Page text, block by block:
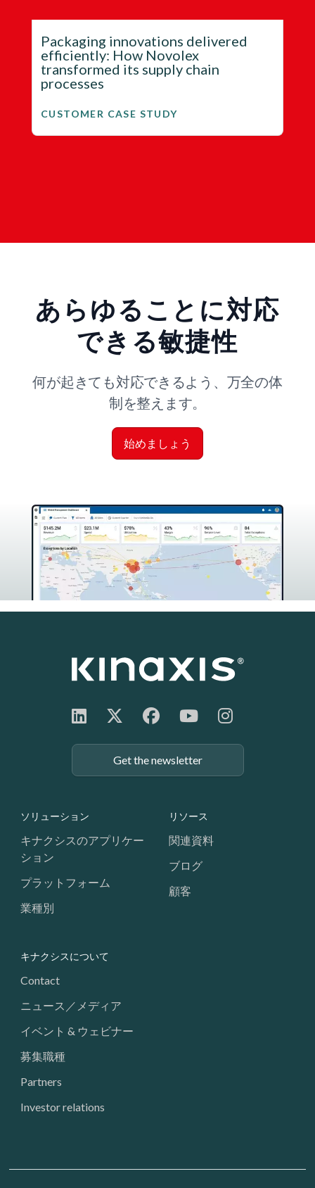
Packaging innovations delivered
efficiently: How Novolex
transformed its supply chain
processes
CUSTOMER CASE STUDY
あらゆることに対応
できる敏捷性
何が起きても対応できるよう、万全の体
制を整えます。
始めましょう
Get the newsletter
Footer: Navigation
ソリューション
キナクシスのアプリケー
ション
プラットフォーム
業種別
リソース
関連資料
ブログ
顧客
キナクシスについて
Contact
ニュース／メディア
イベント & ウェビナー
募集職種
Partners
Investor relations